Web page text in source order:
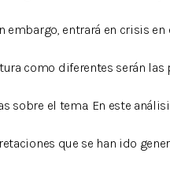
entrará en crisis
como diferentes serán las
sobre el tema. En este
que se han ido